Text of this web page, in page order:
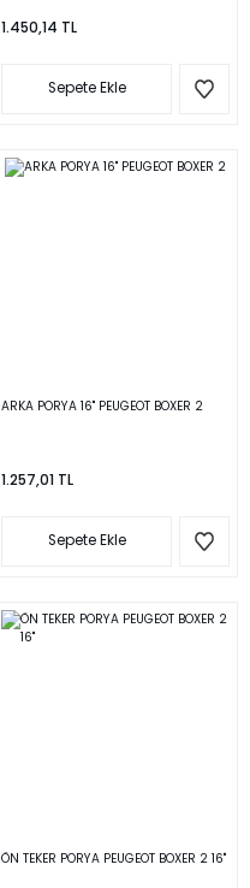
1.450,14 TL
Sepete Ekle
ARKA PORYA 16'' PEUGEOT BOXER 2
1.257,01 TL
Sepete Ekle
ÖN TEKER PORYA PEUGEOT BOXER 2 16''